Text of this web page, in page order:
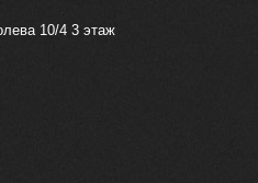
10/4 3 этаж